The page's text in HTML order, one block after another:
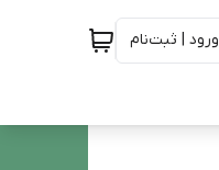
ورود | ثبت‌نام